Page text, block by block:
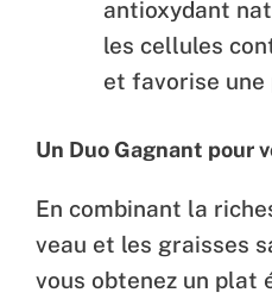
antioxydant
les cellules
et favorise une
Un Duo Gagnant pour
En combinant la
veau et les graisses
vous obtenez un plat